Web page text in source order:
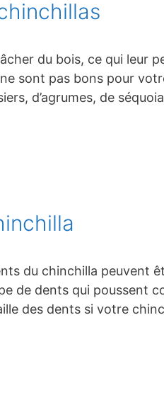
du bois, ce qui leur
sont pas bons pour
d’agrumes, de
du chinchilla peuvent
de dents qui poussent
des dents si votre